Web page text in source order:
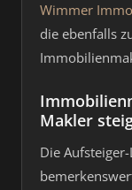
Wimmer
die ebenfalls
Makler
Die